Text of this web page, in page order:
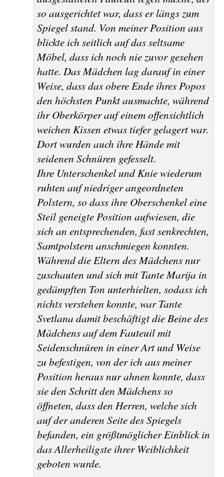
so ausgerichtet war, dass er längs zum
Spiegel stand. Von meiner Position aus
blickte ich seitlich auf das seltsame
Möbel, dass ich noch nie zuvor gesehen
hatte. Das Mädchen lag darauf in einer
Weise, dass das obere Ende ihres Popos
den höchsten Punkt ausmachte, während
ihr Oberkörper auf einem offensichtlich
weichen Kissen etwas tiefer gelagert war.
Dort wurden auch ihre Hände mit
seidenen Schnüren gefesselt.
Ihre Unterschenkel und Knie wiederum
ruhten auf niedriger angeordneten
Polstern, so dass ihre Oberschenkel eine
Steil geneigte Position aufwiesen, die
sich an entsprechenden, fast senkrechten,
Samtpolstern anschmiegen konnten.
Während die Eltern des Mädchens nur
zuschauten und sich mit Tante Marija in
gedämpften Ton unterhielten, sodass ich
nichts verstehen konnte, war Tante
Svetlana damit beschäftigt die Beine des
Mädchens auf dem Fauteuil mit
Seidenschnüren in einer Art und Weise
zu befestigen, von der ich aus meiner
Position heraus nur ahnen konnte, dass
sie den Schritt den Mädchens so
öffneten, dass den Herren, welche sich
auf der anderen Seite des Spiegels
befanden, ein größtmöglicher Einblick in
das Allerheiligste ihrer Weiblichkeit
geboten wurde.